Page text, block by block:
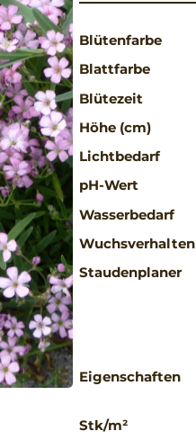
Blütenfarbe
Blattfarbe
Blütezeit
Höhe (cm)
Lichtbedarf
pH-Wert
Wasserbedarf
Wuchsverhalten
Staudenplaner
Eigenschaften
Stk/m²